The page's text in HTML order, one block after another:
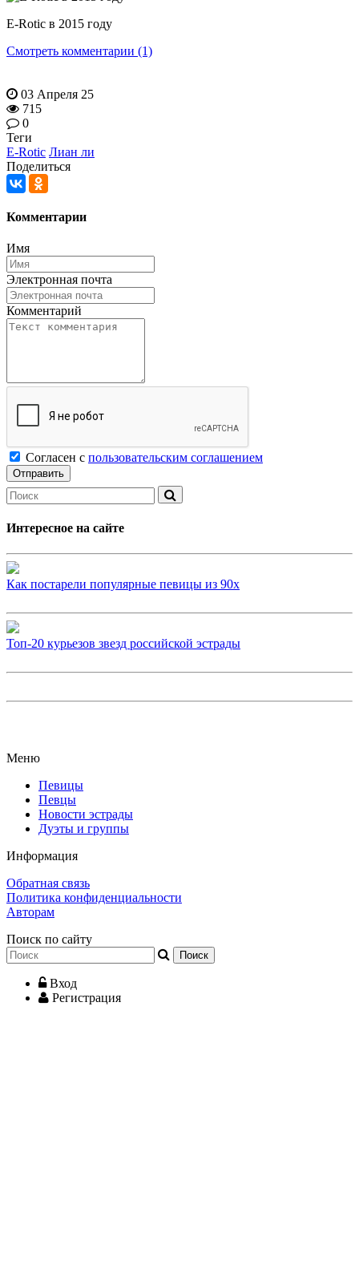
E-Rotic в 2015 году
Смотреть комментарии (1)
03 Апреля 25
715
0
Теги
E-Rotic Лиан ли
Поделиться
Комментарии
Имя
Электронная почта
Комментарий
Согласен с пользовательским соглашением
Интересное на сайте
Как постарели популярные певицы из 90х
Топ-20 курьезов звезд российской эстрады
Меню
Певицы
Певцы
Новости эстрады
Дуэты и группы
Информация
Обратная связь
Политика конфиденциальности
Авторам
Поиск по сайту
Вход
Регистрация